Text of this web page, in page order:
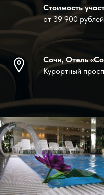
Стоимость
от 39 900
Сочи, Отель
Курортный